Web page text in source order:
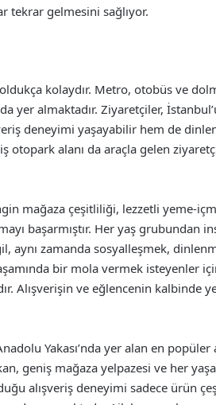
tekrar gelmesini sağlıyor.
kolaydır. Metro, otobüs ve
yer almaktadır. Ziyaretçiler,
deneyimi yaşayabilir hem de
otopark alanı da araçla gelen
mağaza çeşitliliği, lezzetli yeme-
başarmıştır. Her yaş grubundan
aynı zamanda sosyalleşmek,
bir mola vermek isteyenler
Alışverişin ve eğlencenin kalbinde
Yakası’nda yer alan en
geniş mağaza yelpazesi ve her
alışveriş deneyimi sadece ürün